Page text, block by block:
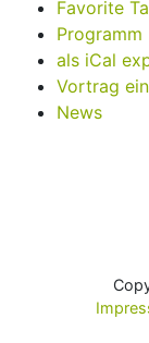
Favorite
Programm
als iCal
Vortrag
News